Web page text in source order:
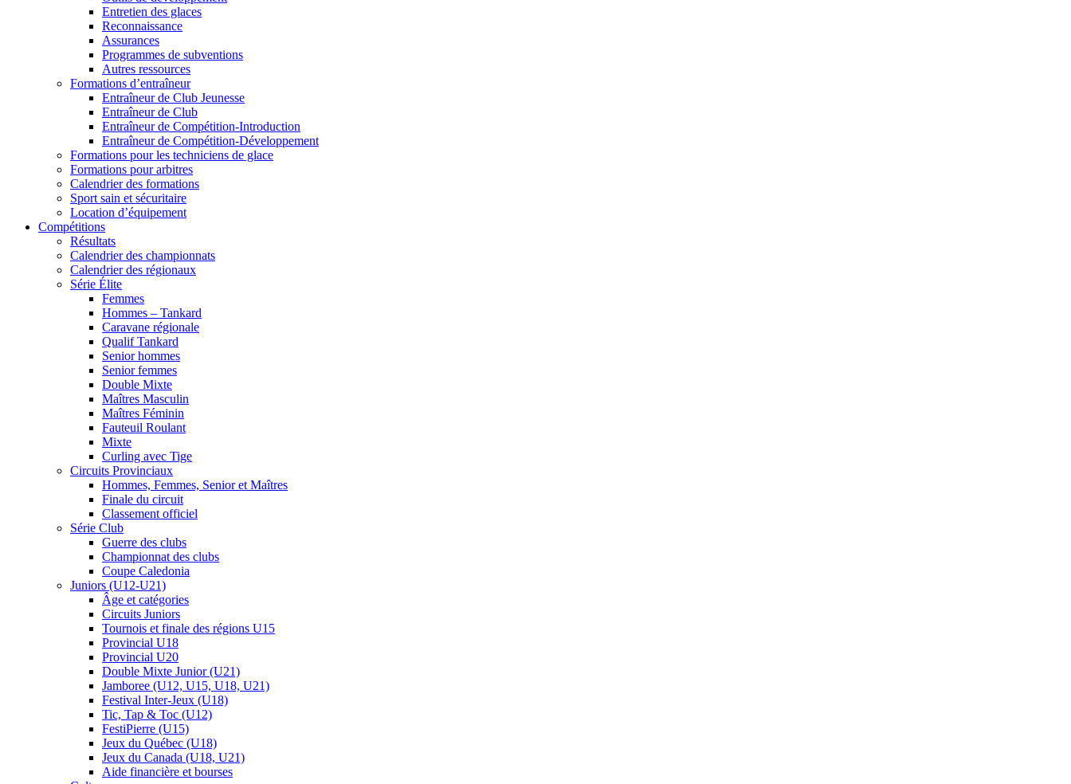
Entretien des glaces
Reconnaissance
Assurances
Programmes de subventions
Autres ressources
Formations d’entraîneur
Entraîneur de Club Jeunesse
Entraîneur de Club
Entraîneur de Compétition-Introduction
Entraîneur de Compétition-Développement
Formations pour les techniciens de glace
Formations pour arbitres
Calendrier des formations
Sport sain et sécuritaire
Location d’équipement
Compétitions
Résultats
Calendrier des championnats
Calendrier des régionaux
Série Élite
Femmes
Hommes – Tankard
Caravane régionale
Qualif Tankard
Senior hommes
Senior femmes
Double Mixte
Maîtres Masculin
Maîtres Féminin
Fauteuil Roulant
Mixte
Curling avec Tige
Circuits Provinciaux
Hommes, Femmes, Senior et Maîtres
Finale du circuit
Classement officiel
Série Club
Guerre des clubs
Championnat des clubs
Coupe Caledonia
Juniors (U12-U21)
Âge et catégories
Circuits Juniors
Tournois et finale des régions U15
Provincial U18
Provincial U20
Double Mixte Junior (U21)
Jamboree (U12, U15, U18, U21)
Festival Inter-Jeux (U18)
Tic, Tap & Toc (U12)
FestiPierre (U15)
Jeux du Québec (U18)
Jeux du Canada (U18, U21)
Aide financière et bourses